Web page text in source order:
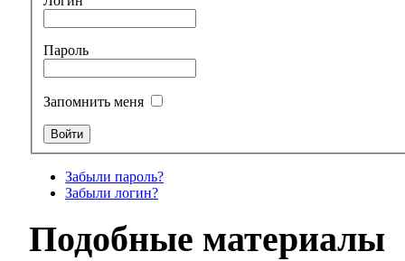
Пароль
Запомнить меня
Забыли пароль?
Забыли логин?
Подобные материалы